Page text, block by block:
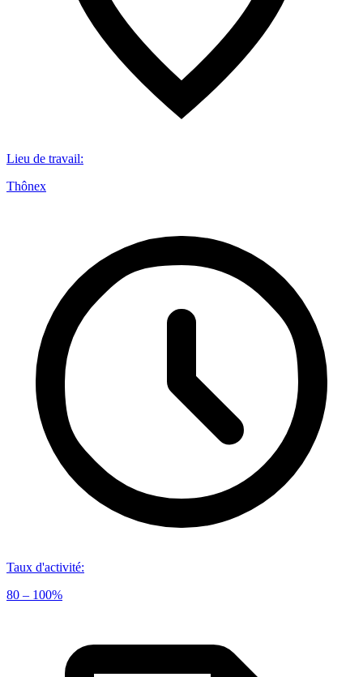
Lieu de travail:
Thônex
Taux d'activité:
80 – 100%